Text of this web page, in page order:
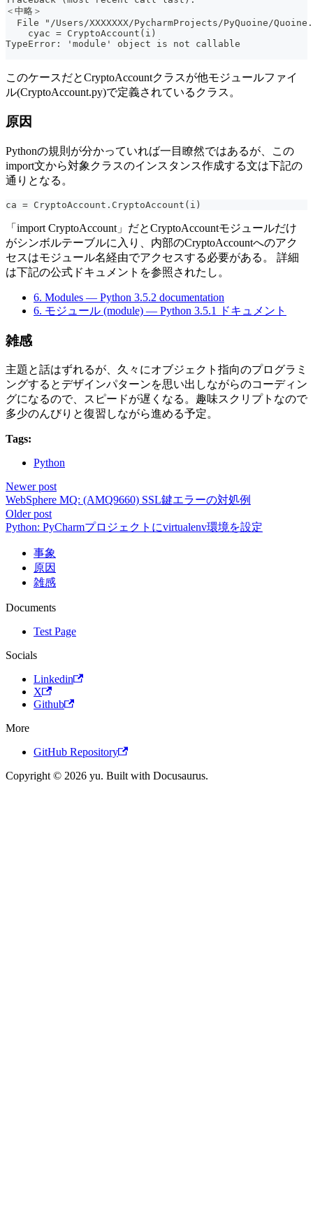
＜中略＞
File "/Users/XXXXXXX/PycharmProjects/PyQuoine/
    cyac = CryptoAccount(i)
TypeError: 'module' object is not callable
このケースだとCryptoAccountクラスが他モジュールファイ
ル(CryptoAccount.py)で定義されているクラス。
原因
Pythonの規則が分かっていれば一目瞭然ではあるが、この
import文から対象クラスのインスタンス作成する文は下記の
通りとなる。
ca = CryptoAccount.CryptoAccount(i)
「import CryptoAccount」だとCryptoAccountモジュールだけ
がシンボルテーブルに入り、内部のCryptoAccountへのアク
セスはモジュール名経由でアクセスする必要がある。 詳細
は下記の公式ドキュメントを参照されたし。
6. Modules — Python 3.5.2 documentation
6. モジュール (module) — Python 3.5.1 ドキュメント
雑感
主題と話はずれるが、久々にオブジェクト指向のプログラミ
ングするとデザインパターンを思い出しながらのコーディン
グになるので、スピードが遅くなる。趣味スクリプトなので
多少のんびりと復習しながら進める予定。
Tags:
Python
Newer post
WebSphere MQ: (AMQ9660) SSL鍵エラーの対処例
Older post
Python: PyCharmプロジェクトにvirtualenv環境を設定
事象
原因
雑感
Documents
Test Page
Socials
Linkedin
X
Github
More
GitHub Repository
Copyright © 2026 yu. Built with Docusaurus.